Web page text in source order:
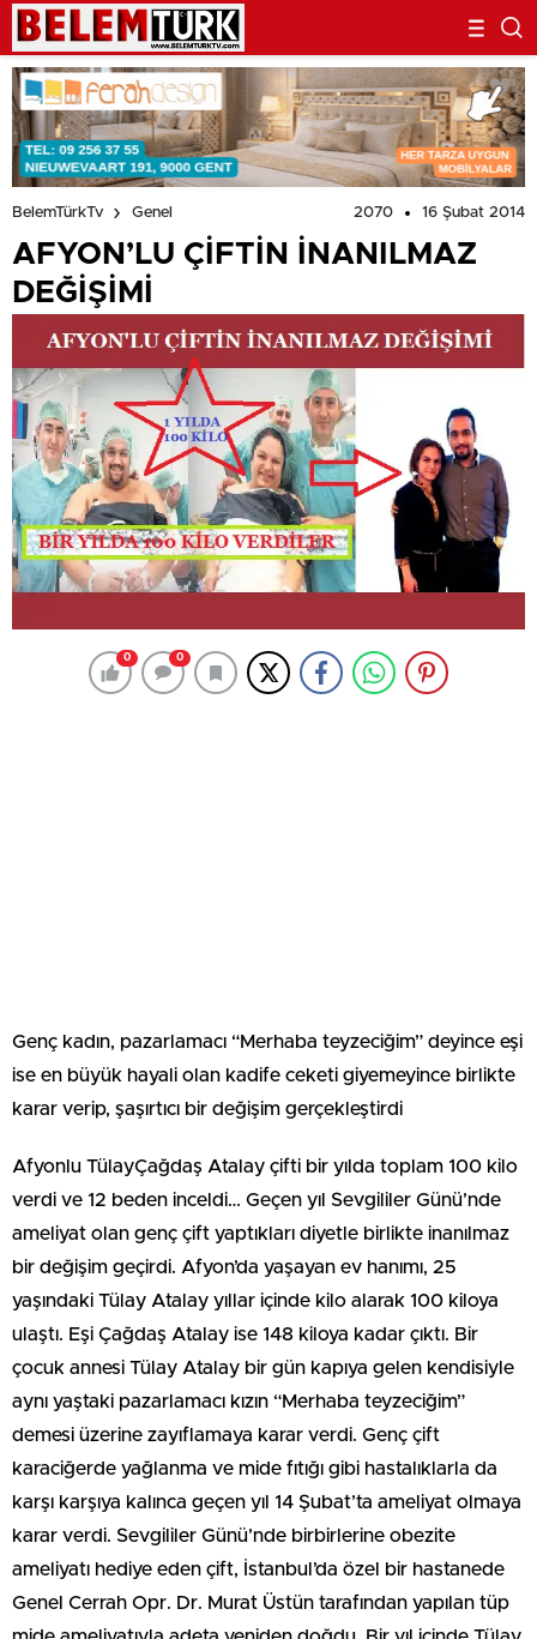
BelemTürkTv Genel 2070 16 Şubat 2014
AFYON’LU ÇİFTİN İNANILMAZ
DEĞİŞİMİ
0 0
Genç kadın, pazarlamacı “Merhaba teyzeciğim” deyince eşi
ise en büyük hayali olan kadife ceketi giyemeyince birlikte
karar verip, şaşırtıcı bir değişim gerçekleştirdi
Afyonlu TülayÇağdaş Atalay çifti bir yılda toplam 100 kilo
verdi ve 12 beden inceldi… Geçen yıl Sevgililer Günü’nde
ameliyat olan genç çift yaptıkları diyetle birlikte inanılmaz
bir değişim geçirdi. Afyon’da yaşayan ev hanımı, 25
yaşındaki Tülay Atalay yıllar içinde kilo alarak 100 kiloya
ulaştı. Eşi Çağdaş Atalay ise 148 kiloya kadar çıktı. Bir
çocuk annesi Tülay Atalay bir gün kapıya gelen kendisiyle
aynı yaştaki pazarlamacı kızın “Merhaba teyzeciğim”
demesi üzerine zayıflamaya karar verdi. Genç çift
karaciğerde yağlanma ve mide fıtığı gibi hastalıklarla da
karşı karşıya kalınca geçen yıl 14 Şubat’ta ameliyat olmaya
karar verdi. Sevgililer Günü’nde birbirlerine obezite
ameliyatı hediye eden çift, İstanbul’da özel bir hastanede
Genel Cerrah Opr. Dr. Murat Üstün tarafından yapılan tüp